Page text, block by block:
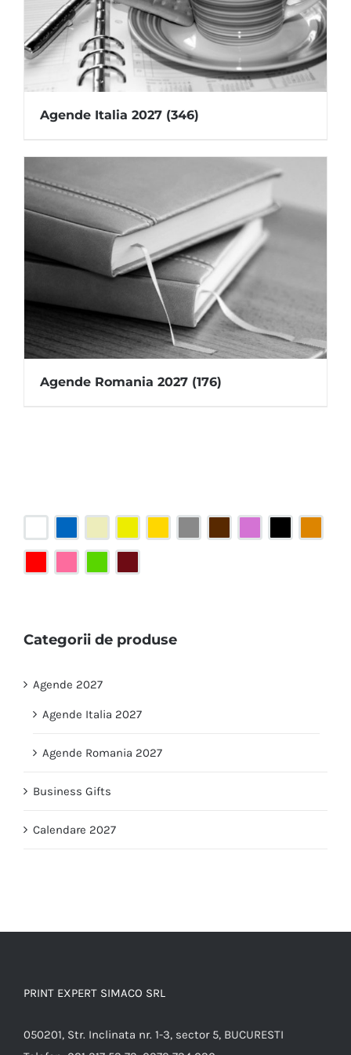
Agende Italia 2027 (346)
Agende Romania 2027 (176)
Categorii de produse
Agende 2027
Agende Italia 2027
Agende Romania 2027
Business Gifts
Calendare 2027
PRINT EXPERT SIMACO SRL
050201, Str. Inclinata nr. 1-3, sector 5, BUCURESTI